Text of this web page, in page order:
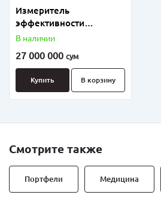
Измеритель
эффективности
торомзных систем
В наличии
27 000 000 сум
Купить В корзину
Смотрите также
Портфели Медицина